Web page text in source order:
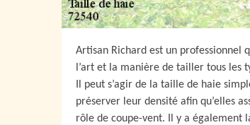
Artisan Richard est un professionnel
l’art et la manière de tailler tous les
Il peut s’agir de la taille de haie
préserver leur densité afin qu’elles
rôle de coupe-vent. Il y a également